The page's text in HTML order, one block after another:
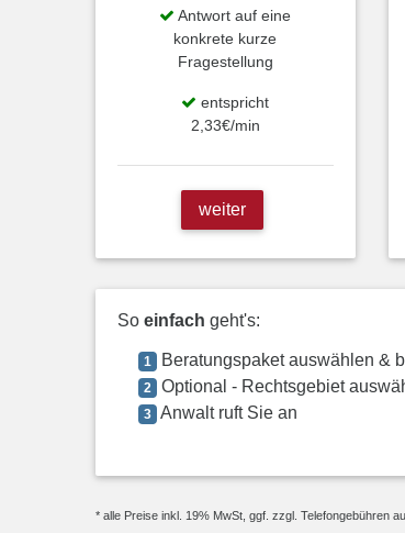
Antwort auf eine
konkrete kurze
Fragestellung
entspricht
2,33€/min
weiter
So einfach geht's:
1 Beratungspaket auswählen &
2 Optional - Rechtsgebiet
3 Anwalt ruft Sie an
* alle Preise inkl. 19% MwSt, ggf. zzgl. Telefongebühren